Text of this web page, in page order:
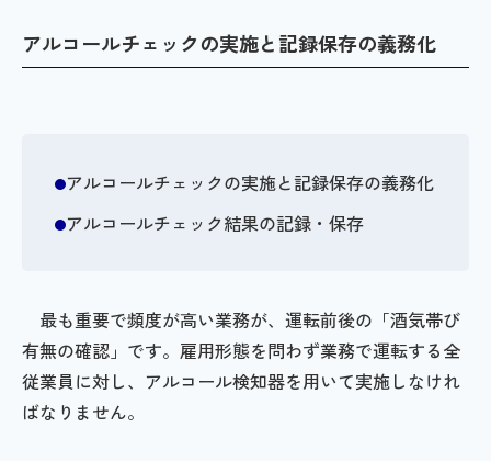
アルコールチェックの実施と記録保存の義務化
アルコールチェックの実施と記録保存の義務化
アルコールチェック結果の記録・保存
最も重要で頻度が高い業務が、運転前後の「酒気帯び
有無の確認」です。雇用形態を問わず業務で運転する全
従業員に対し、アルコール検知器を用いて実施しなけれ
ばなりません。